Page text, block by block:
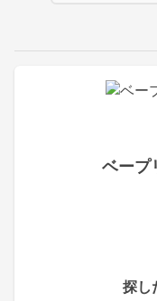
ベープ
探し